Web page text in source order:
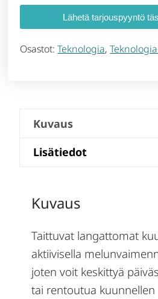
Lähetä tarjouspyyntö
Osastot:Teknologia,
Kuvaus
Lisätiedot
Kuvaus
Taittuvat langattomat
aktiivisella
joten voit keskittyä
tai rentoutua kuunnellen